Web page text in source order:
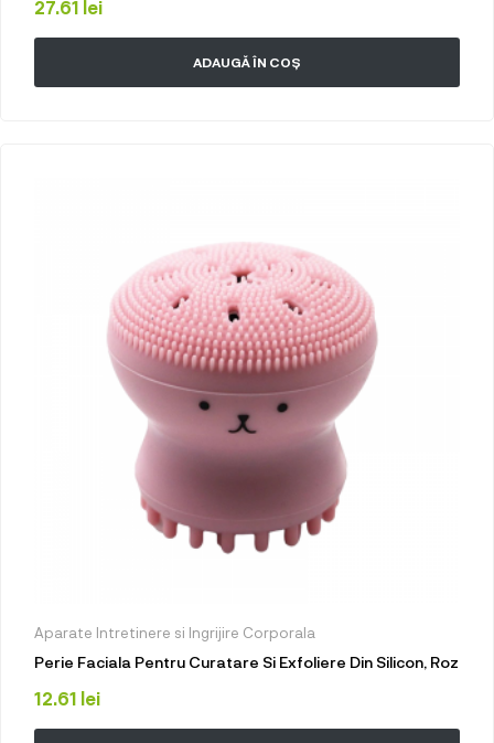
27.61 lei
ADAUGĂ ÎN COȘ
Aparate Intretinere si Ingrijire Corporala
Perie Faciala Pentru Curatare Si Exfoliere Din Silicon, Roz
12.61 lei